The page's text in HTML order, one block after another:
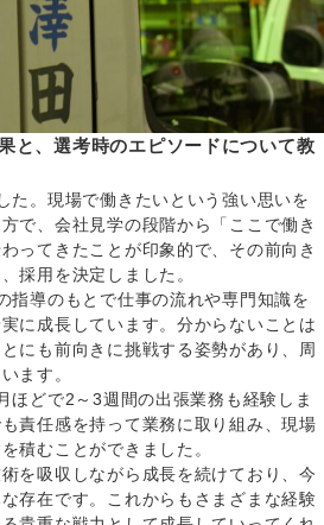
と、選考時のエピソードについて教
た。現場で働きたいという強い思いを
で、会社見学の段階から「ここで働き
ってきたことが印象的で、その前向き
採用を決定しました。
指導のもとで仕事の流れや専門知識を
に成長しています。分からないことは
にも前向きに挑戦する姿勢があり、周
ます。
ほどで2～3週間の出張業務も経験しま
責任感を持って業務に取り組み、現場
積むことができました。
を吸収しながら成長を続けており、今
存在です。これからもさまざまな経験